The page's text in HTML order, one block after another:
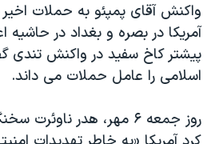
واکنش آقای پمپئو به حملات اخیر
آمریکا در بصره و بغداد در حاشیه
پیشتر کاخ سفید در واکنش تندی
اسلامی را عامل حملات می داند.
روز جمعه ۶ مهر، هدر